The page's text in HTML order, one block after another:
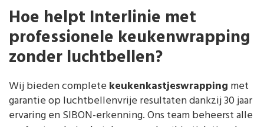
Hoe helpt Interlinie met
professionele keukenwrapping
zonder luchtbellen?
Wij bieden complete keukenkastjeswrapping met
garantie op luchtbellenvrije resultaten dankzij 30 jaar
ervaring en SIBON-erkenning. Ons team beheerst alle